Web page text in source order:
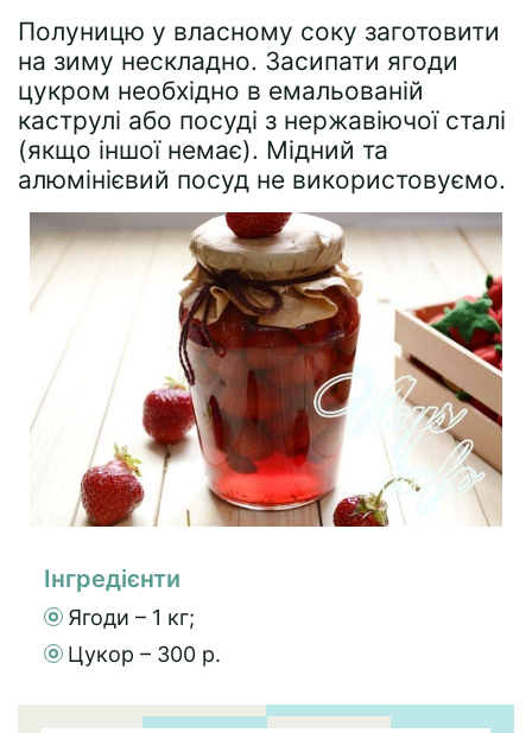
Полуницю у власному соку заготовити
на зиму нескладно. Засипати ягоди
цукром необхідно в емальованій
каструлі або посуді з нержавіючої сталі
(якщо іншої немає). Мідний та
алюмінієвий посуд не використовуємо.
Інгредієнти
Ягоди – 1 кг;
Цукор – 300 р.